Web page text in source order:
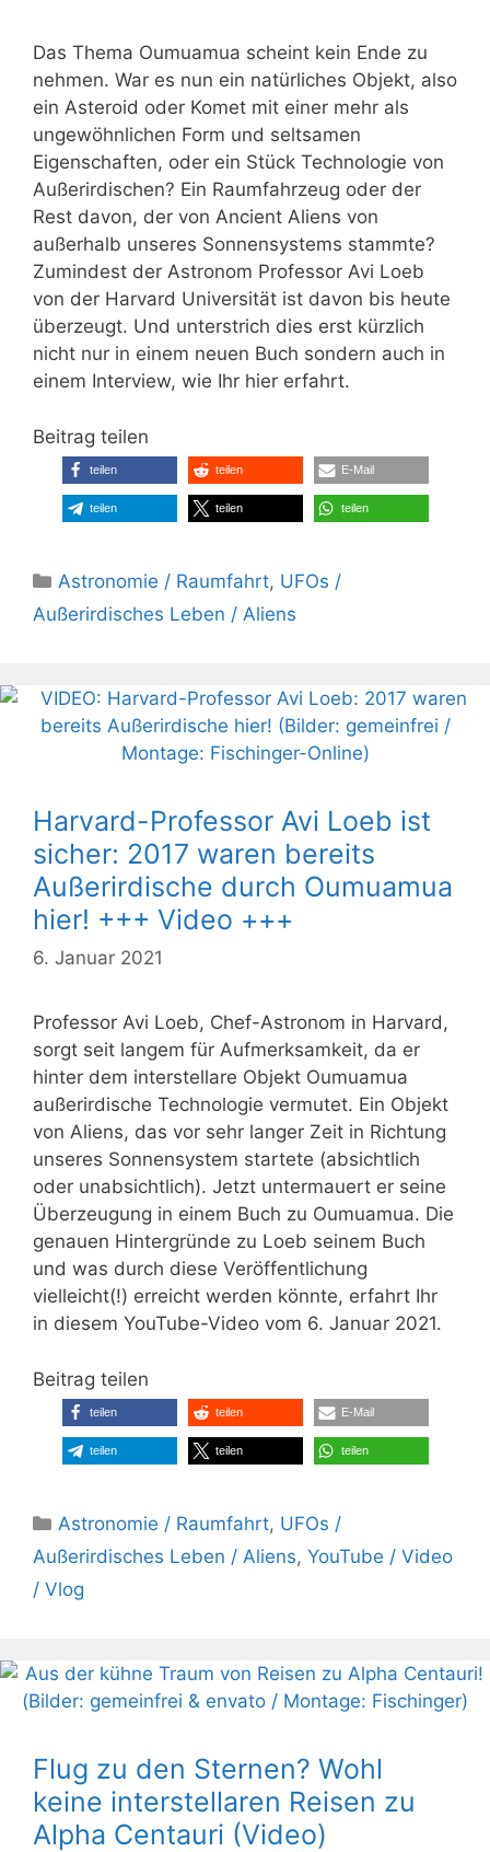
Das Thema Oumuamua scheint kein Ende zu
nehmen. War es nun ein natürliches Objekt, also
ein Asteroid oder Komet mit einer mehr als
ungewöhnlichen Form und seltsamen
Eigenschaften, oder ein Stück Technologie von
Außerirdischen? Ein Raumfahrzeug oder der
Rest davon, der von Ancient Aliens von
außerhalb unseres Sonnensystems stammte?
Zumindest der Astronom Professor Avi Loeb
von der Harvard Universität ist davon bis heute
überzeugt. Und unterstrich dies erst kürzlich
nicht nur in einem neuen Buch sondern auch in
einem Interview, wie Ihr hier erfahrt.
Beitrag teilen
teilen teilen E-Mail
teilen teilen teilen
Kategorien
Astronomie / Raumfahrt, UFOs /
Außerirdisches Leben / Aliens
Harvard-Professor Avi Loeb ist
sicher: 2017 waren bereits
Außerirdische durch Oumuamua
hier! +++ Video +++
6. Januar 2021
Professor Avi Loeb, Chef-Astronom in Harvard,
sorgt seit langem für Aufmerksamkeit, da er
hinter dem interstellare Objekt Oumuamua
außerirdische Technologie vermutet. Ein Objekt
von Aliens, das vor sehr langer Zeit in Richtung
unseres Sonnensystem startete (absichtlich
oder unabsichtlich). Jetzt untermauert er seine
Überzeugung in einem Buch zu Oumuamua. Die
genauen Hintergründe zu Loeb seinem Buch
und was durch diese Veröffentlichung
vielleicht(!) erreicht werden könnte, erfahrt Ihr
in diesem YouTube-Video vom 6. Januar 2021.
Beitrag teilen
teilen teilen E-Mail
teilen teilen teilen
Kategorien
Astronomie / Raumfahrt, UFOs /
Außerirdisches Leben / Aliens, YouTube / Video
/ Vlog
Flug zu den Sternen? Wohl
keine interstellaren Reisen zu
Alpha Centauri (Video)